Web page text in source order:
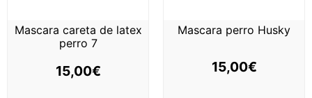
Mascara careta de latex
perro 7
15,00€
Mascara perro Husky
15,00€